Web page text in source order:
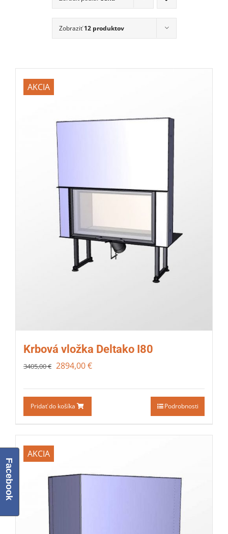
Zobraziť12 produktov
AKCIA
Krbová vložka Deltako I80
3405,00€ 2894,00€
Pridať do košíka Podrobnosti
AKCIA
Facebook